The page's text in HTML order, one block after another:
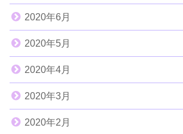
2020年6月
2020年5月
2020年4月
2020年3月
2020年2月